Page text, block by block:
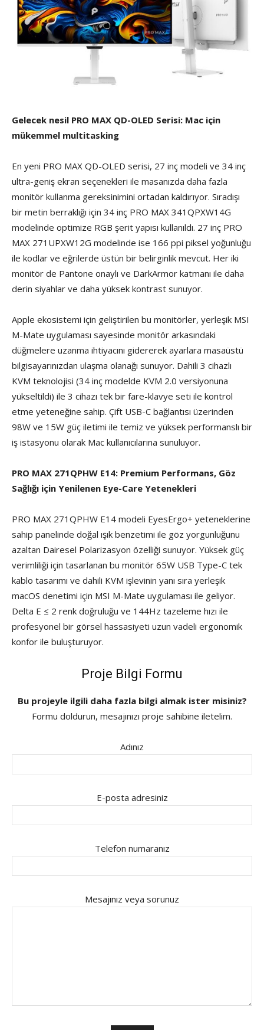
Gelecek nesil PRO MAX QD-OLED Serisi: Mac için
mükemmel multitasking
En yeni PRO MAX QD-OLED serisi, 27 inç modeli ve 34 inç
ultra-geniş ekran seçenekleri ile masanızda daha fazla
monitör kullanma gereksinimini ortadan kaldırıyor. Sıradışı
bir metin berraklığı için 34 inç PRO MAX 341QPXW14G
modelinde optimize RGB şerit yapısı kullanıldı. 27 inç PRO
MAX 271UPXW12G modelinde ise 166 ppi piksel yoğunluğu
ile kodlar ve eğrilerde üstün bir belirginlik mevcut. Her iki
monitör de Pantone onaylı ve DarkArmor katmanı ile daha
derin siyahlar ve daha yüksek kontrast sunuyor.
Apple ekosistemi için geliştirilen bu monitörler, yerleşik MSI
M-Mate uygulaması sayesinde monitör arkasındaki
düğmelere uzanma ihtiyacını gidererek ayarlara masaüstü
bilgisayarınızdan ulaşma olanağı sunuyor. Dahili 3 cihazlı
KVM teknolojisi (34 inç modelde KVM 2.0 versiyonuna
yükseltildi) ile 3 cihazı tek bir fare-klavye seti ile kontrol
etme yeteneğine sahip. Çift USB-C bağlantısı üzerinden
98W ve 15W güç iletimi ile temiz ve yüksek performanslı bir
iş istasyonu olarak Mac kullanıcılarına sunuluyor.
PRO MAX 271QPHW E14: Premium Performans, Göz
Sağlığı için Yenilenen Eye-Care Yetenekleri
PRO MAX 271QPHW E14 modeli EyesErgo+ yeteneklerine
sahip panelinde doğal ışık benzetimi ile göz yorgunluğunu
azaltan Dairesel Polarizasyon özelliği sunuyor. Yüksek güç
verimliliği için tasarlanan bu monitör 65W USB Type-C tek
kablo tasarımı ve dahili KVM işlevinin yanı sıra yerleşik
macOS denetimi için MSI M-Mate uygulaması ile geliyor.
Delta E ≤ 2 renk doğruluğu ve 144Hz tazeleme hızı ile
profesyonel bir görsel hassasiyeti uzun vadeli ergonomik
konfor ile buluşturuyor.
Proje Bilgi Formu
Bu projeyle ilgili daha fazla bilgi almak ister misiniz?
Formu doldurun, mesajınızı proje sahibine iletelim.
Adınız
E-posta adresiniz
Telefon numaranız
Mesajınız veya sorunuz